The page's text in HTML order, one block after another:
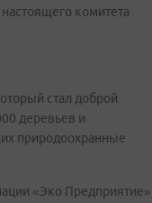
комитета
стал доброй
деревьев и
природоохранные
«Эко Предприятие»